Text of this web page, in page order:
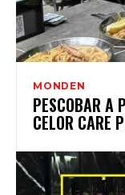
MONDEN
PESCOBAR A
CELOR CARE